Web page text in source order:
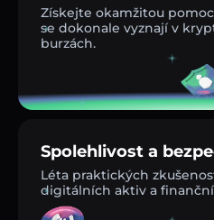
Získejte okamžitou
se dokonale vyznají v
burzách.
Spolehlivost a
Léta praktických
digitálních aktiv a